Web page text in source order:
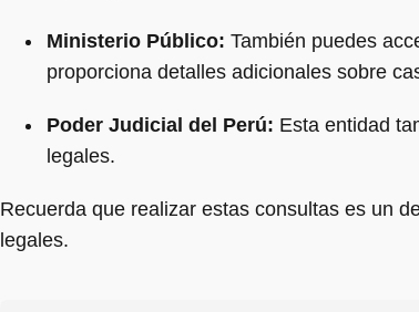
Ministerio Público: También puedes
proporciona detalles adicionales sobre
Poder Judicial del Perú: Esta entidad
legales.
Recuerda que realizar estas consultas es un
legales.